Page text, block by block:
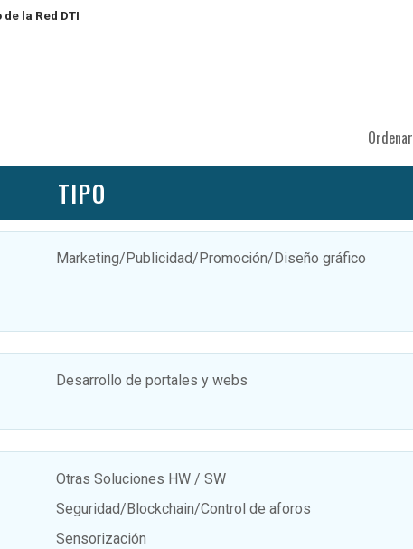
la Red DTI
TIPO
Marketing/Publicidad/Promoción/Diseño gráfico
Desarrollo de portales y webs
Otras Soluciones HW / SW
Seguridad/Blockchain/Control de aforos
Sensorización